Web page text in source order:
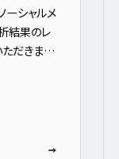
ーシャルメ
結果のレ
だきま